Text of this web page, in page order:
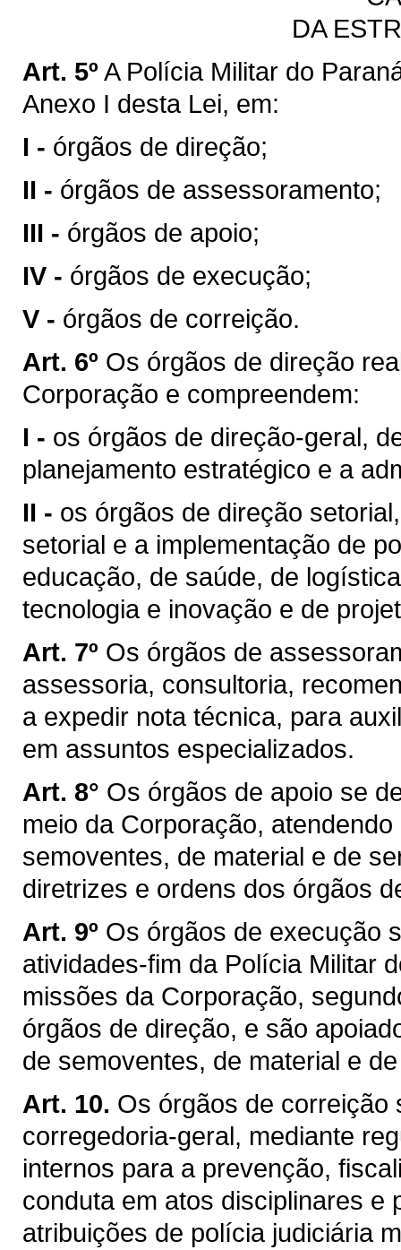
DA
Art. 5º A Polícia Militar do
Anexo I desta Lei, em:
I - órgãos de direção;
II - órgãos de assessoramento;
III - órgãos de apoio;
IV - órgãos de execução;
V - órgãos de correição.
Art. 6º Os órgãos de direção
Corporação e compreendem:
I - os órgãos de direção-geral,
planejamento estratégico e a
II - os órgãos de direção
setorial e a implementação de
educação, de saúde, de
tecnologia e inovação e de
Art. 7º Os órgãos de
assessoria, consultoria,
a expedir nota técnica, para
em assuntos especializados.
Art. 8° Os órgãos de apoio se
meio da Corporação,
semoventes, de material e de
diretrizes e ordens dos órgãos
Art. 9º Os órgãos de execução
atividades-fim da Polícia Militar
missões da Corporação,
órgãos de direção, e são
de semoventes, de material e
Art. 10. Os órgãos de correição
corregedoria-geral, mediante
internos para a prevenção,
conduta em atos disciplinares e
atribuições de polícia judiciária